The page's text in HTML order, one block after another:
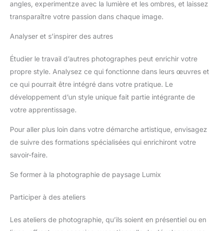
angles, experimentze avec la lumière et les ombres, et laissez
transparaître votre passion dans chaque image.
Analyser et s’inspirer des autres
Étudier le travail d’autres photographes peut enrichir votre
propre style. Analysez ce qui fonctionne dans leurs œuvres et
ce qui pourrait être intégré dans votre pratique. Le
développement d’un style unique fait partie intégrante de
votre apprentissage.
Pour aller plus loin dans votre démarche artistique, envisagez
de suivre des formations spécialisées qui enrichiront votre
savoir-faire.
Se former à la photographie de paysage Lumix
Participer à des ateliers
Les ateliers de photographie, qu’ils soient en présentiel ou en